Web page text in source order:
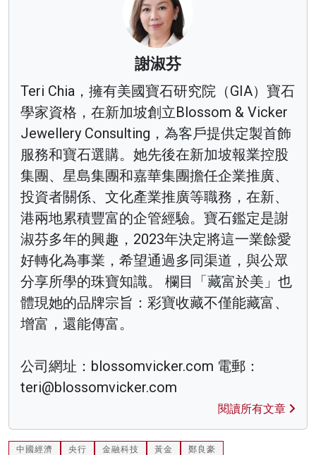
謝淑芬
Teri Chia，擁有美國寶石研究院（GIA）寶石
學家資格，在新加坡創立Blossom & Vicker
Jewellery Consulting，為客戶提供定製首飾
服務和寶石選購。她先後在新加坡報業控股
集團、星島集團和嘉華集團擔任企業推廣、
投資者關係、文化產業推廣等職務，在新、
港兩地累積豐富的企管經驗。寶石鑑定是謝
淑芬多年的興趣，2023年決定將這一業餘愛
好轉化為事業，希望通過多同渠道，與公眾
分享所學的珠寶知識。 欄目「藏富於美」也
體現她的品牌宗旨：彩寶收藏不僅能藏富、
增富，還能傳富。
公司網址：blossomvicker.com 電郵：
teri@blossomvicker.com
閱讀所有文章
中國經濟 央行 金融科技 黃金 鄭良豪